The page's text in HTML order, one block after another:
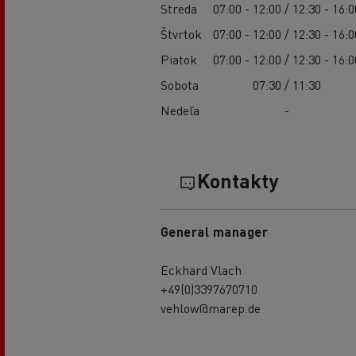
Streda
07:00 - 12:00 / 12:30 -
Štvrtok
07:00 - 12:00 / 12:30 -
Piatok
07:00 - 12:00 / 12:30 -
Sobota
07:30 / 11:30
Nedeľa
-
Kontakty
General manager
Eckhard Vlach
+49(0)3397670710
vehlow@marep.de